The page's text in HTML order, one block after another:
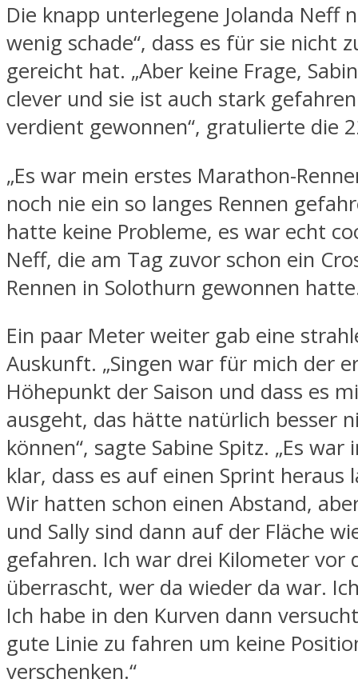
Die knapp unterlegene Jolanda Neff
wenig schade“, dass es für sie nicht
gereicht hat. „Aber keine Frage,
clever und sie ist auch stark
verdient gewonnen“, gratulierte die
„Es war mein erstes Marathon-
noch nie ein so langes Rennen
hatte keine Probleme, es war echt
Neff, die am Tag zuvor schon ein
Rennen in Solothurn gewonnen
Ein paar Meter weiter gab eine
Auskunft. „Singen war für mich der
Höhepunkt der Saison und dass es
ausgeht, das hätte natürlich besser
können“, sagte Sabine Spitz. „Es
klar, dass es auf einen Sprint heraus
Wir hatten schon einen Abstand,
und Sally sind dann auf der Fläche
gefahren. Ich war drei Kilometer vor
überrascht, wer da wieder da war.
Ich habe in den Kurven dann
gute Linie zu fahren um keine
verschenken.“